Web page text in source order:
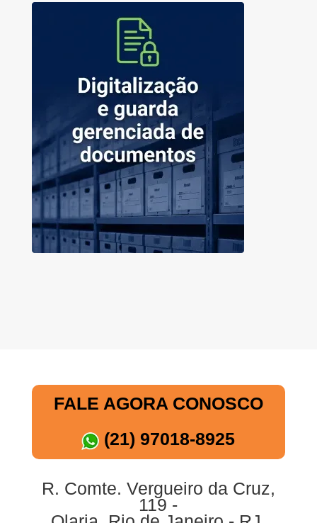
FALE AGORA CONOSCO
(21) 97018-8925
R. Comte. Vergueiro da Cruz,
119 -